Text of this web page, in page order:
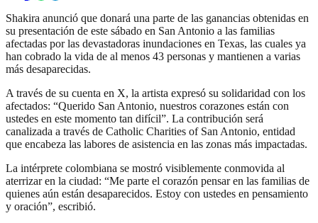
Shakira anunció que donará una parte de las ganancias obtenidas en
su presentación de este sábado en San Antonio a las familias
afectadas por las devastadoras inundaciones en Texas, las cuales ya
han cobrado la vida de al menos 43 personas y mantienen a varias
más desaparecidas.
A través de su cuenta en X, la artista expresó su solidaridad con los
afectados: “Querido San Antonio, nuestros corazones están con
ustedes en este momento tan difícil”. La contribución será
canalizada a través de Catholic Charities of San Antonio, entidad
que encabeza las labores de asistencia en las zonas más impactadas.
La intérprete colombiana se mostró visiblemente conmovida al
aterrizar en la ciudad: “Me parte el corazón pensar en las familias de
quienes aún están desaparecidos. Estoy con ustedes en pensamiento
y oración”, escribió.